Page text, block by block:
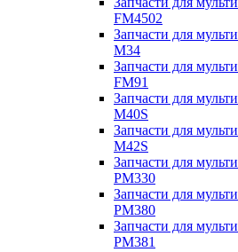
FM4502
Запчасти для
M34
Запчасти для
FM91
Запчасти для
M40S
Запчасти для
M42S
Запчасти для
PM330
Запчасти для
PM380
Запчасти для
PM381